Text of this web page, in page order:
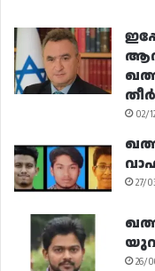
02/
27/
26/